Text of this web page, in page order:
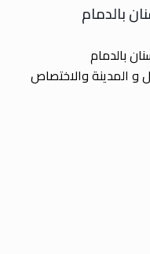
بالدمام
بالدمام
و المدينة والاختصاص